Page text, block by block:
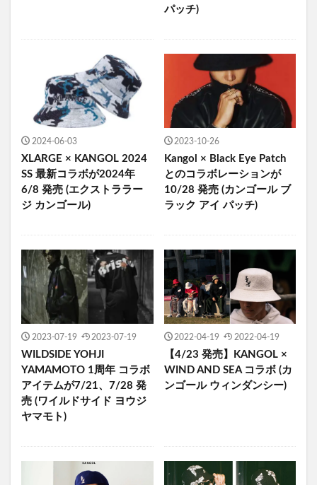
パッチ)
2024-06-03
XLARGE × KANGOL 2024
SS 最新コラボが2024年
6/8 発売 ​(エクストララー
ジ カンゴール)
2023-10-26
Kangol × Black Eye Patch
とのコラボレーションが
10/28 発売 (カンゴール ブ
ラック アイ パッチ)
2023-07-19 2023-07-19
WILDSIDE YOHJI
YAMAMOTO 1周年 コラボ
アイテムが7/21、7/28 発
売 (ワイルドサイド ヨウジ
ヤマモト)
2022-04-19 2022-04-19
【4/23 発売】KANGOL ×
WIND AND SEA コラボ (カ
ンゴール ウィンダンシー)